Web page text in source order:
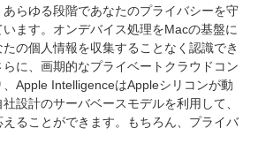
らゆる段階であなたのプライバシーを守
ます。オンデバイス処理をMacの基盤に
の個人情報を収集することなく認識でき
に、画期的なプライベートクラウドコン
Apple IntelligenceはAppleシリコンが動
設計のサーバベースモデルを利用して、
ることができます。もちろん、プライバ